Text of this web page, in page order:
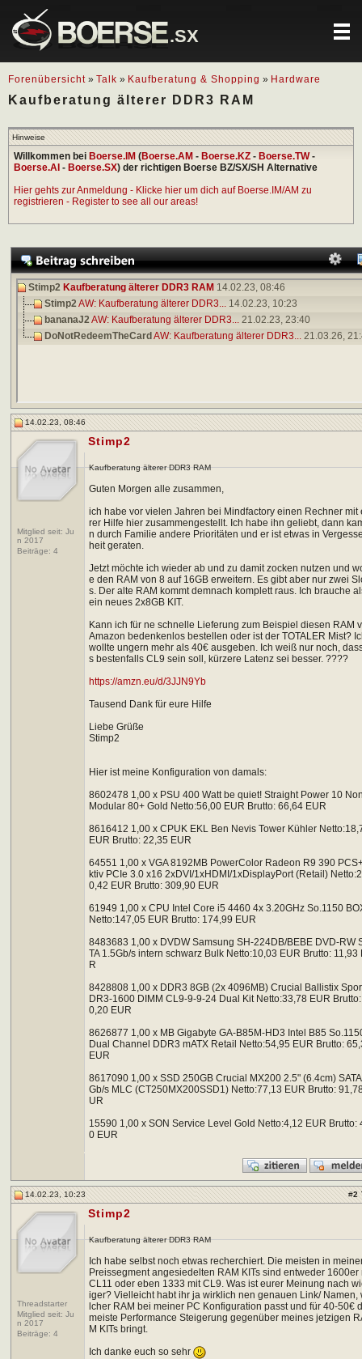
.SX
Forenübersicht » Talk » Kaufberatung & Shopping » Hardware
Kaufberatung älterer DDR3 RAM
Hinweise
Willkommen bei Boerse.IM (Boerse.AM - Boerse.KZ - Boerse.TW-
Boerse.AI - Boerse.SX) der richtigen Boerse BZ/SX/SH Alternative
Hier gehts zur Anmeldung - Klicke hier um dich auf Boerse.IM/AM zu
registrieren - Register to see all our areas!
Stimp2 Kaufberatung älterer DDR3 RAM 14.02.23, 08:46
Stimp2AW: Kaufberatung älterer DDR3... 14.02.23, 10:23
bananaJ2AW: Kaufberatung älterer DDR3... 21.02.23, 23:40
DoNotRedeemTheCardAW: Kaufberatung älterer DDR3... 21.03.26,
14.02.23, 08:46
Mitglied seit: Ju
n 2017
Beiträge: 4
Stimp2
Kaufberatung älterer DDR3 RAM
Guten Morgen alle zusammen,
ich habe vor vielen Jahren bei Mindfactory einen Rechner mit
rer Hilfe hier zusammengestellt. Ich habe ihn geliebt, dann
n durch Familie andere Prioritäten und er ist etwas in
heit geraten.
Jetzt möchte ich wieder ab und zu damit zocken nutzen und
e den RAM von 8 auf 16GB erweitern. Es gibt aber nur zwei
s. Der alte RAM kommt demnach komplett raus. Ich brauche
ein neues 2x8GB KIT.
Kann ich für ne schnelle Lieferung zum Beispiel diesen RAM
Amazon bedenkenlos bestellen oder ist der TOTALER Mist?
wollte ungern mehr als 40€ ausgeben. Ich weiß nur noch,
s bestenfalls CL9 sein soll, kürzere Latenz sei besser. ????
https://amzn.eu/d/3JJN9Yb
Tausend Dank für eure Hilfe
Liebe Grüße
Stimp2
Hier ist meine Konfiguration von damals:
8602478 1,00 x PSU 400 Watt be quiet! Straight Power 10
Modular 80+ Gold Netto:56,00 EUR Brutto: 66,64 EUR
8616412 1,00 x CPUK EKL Ben Nevis Tower Kühler
EUR Brutto: 22,35 EUR
64551 1,00 x VGA 8192MB PowerColor Radeon R9 390
ktiv PCIe 3.0 x16 2xDVI/1xHDMI/1xDisplayPort (Retail)
0,42 EUR Brutto: 309,90 EUR
61949 1,00 x CPU Intel Core i5 4460 4x 3.20GHz So.1150
Netto:147,05 EUR Brutto: 174,99 EUR
8483683 1,00 x DVDW Samsung SH-224DB/BEBE DVD-RW
TA 1.5Gb/s intern schwarz Bulk Netto:10,03 EUR Brutto: 11,93
R
8428808 1,00 x DDR3 8GB (2x 4096MB) Crucial Ballistix
DR3-1600 DIMM CL9-9-9-24 Dual Kit Netto:33,78 EUR
0,20 EUR
8626877 1,00 x MB Gigabyte GA-B85M-HD3 Intel B85
Dual Channel DDR3 mATX Retail Netto:54,95 EUR Brutto:
EUR
8617090 1,00 x SSD 250GB Crucial MX200 2.5" (6.4cm)
Gb/s MLC (CT250MX200SSD1) Netto:77,13 EUR Brutto:
UR
15590 1,00 x SON Service Level Gold Netto:4,12 EUR Brutto:
0 EUR
14.02.23, 10:23 #2
Threadstarter
Mitglied seit: Ju
n 2017
Beiträge: 4
Stimp2
Kaufberatung älterer DDR3 RAM
Ich habe selbst noch etwas recherchiert. Die meisten in
Preissegment angesiedelten RAM KITs sind entweder 1600er
CL11 oder eben 1333 mit CL9. Was ist eurer Meinung nach
iger? Vielleicht habt ihr ja wirklich nen genauen Link/ Namen,
lcher RAM bei meiner PC Konfiguration passt und für 40-50€
meiste Performance Steigerung gegenüber meines jetzigen
M KITs bringt.
Ich danke euch so sehr